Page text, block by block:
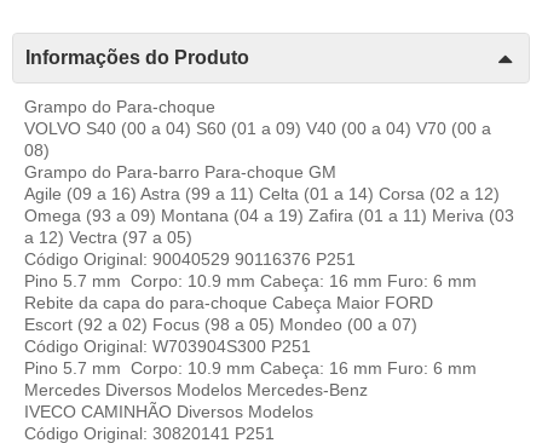
Informações do Produto
Grampo do Para-choque
VOLVO S40 (00 a 04) S60 (01 a 09) V40 (00 a 04) V70 (00 a
08)
Grampo do Para-barro Para-choque GM
Agile (09 a 16) Astra (99 a 11) Celta (01 a 14) Corsa (02 a 12)
Omega (93 a 09) Montana (04 a 19) Zafira (01 a 11) Meriva (03
a 12) Vectra (97 a 05)
Código Original: 90040529 90116376 P251
Pino 5.7 mm Corpo: 10.9 mm Cabeça: 16 mm Furo: 6 mm
Rebite da capa do para-choque Cabeça Maior FORD
Escort (92 a 02) Focus (98 a 05) Mondeo (00 a 07)
Código Original: W703904S300 P251
Pino 5.7 mm Corpo: 10.9 mm Cabeça: 16 mm Furo: 6 mm
Mercedes Diversos Modelos Mercedes-Benz
IVECO CAMINHÃO Diversos Modelos
Código Original: 30820141 P251